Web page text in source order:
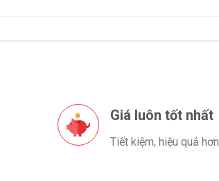
Giá luôn tốt nhất
Tiết kiệm, hiệu quả hơn